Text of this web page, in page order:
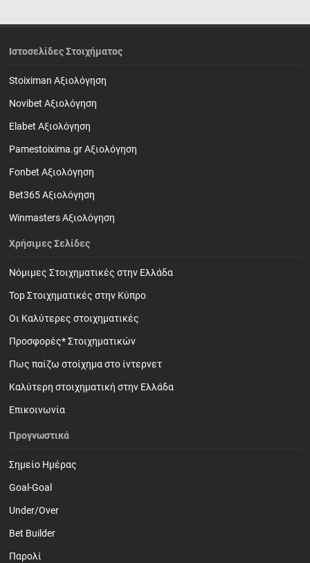
Ιστοσελίδες Στοιχήματος
Stoiximan Αξιολόγηση
Novibet Αξιολόγηση
Elabet Αξιολόγηση
Pamestoixima.gr Αξιολόγηση
Fonbet Αξιολόγηση
Bet365 Αξιολόγηση
Winmasters Αξιολόγηση
Χρήσιμες Σελίδες
Νόμιμες Στοιχηματικές στην Ελλάδα
Top Στοιχηματικές στην Κύπρο
Οι Καλύτερες στοιχηματικές
Προσφορές* Στοιχηματικών
Πως παίζω στοίχημα στο ίντερνετ
Καλύτερη στοιχηματική στην Ελλάδα
Επικοινωνία
Προγνωστικά
Σημείο Ημέρας
Goal-Goal
Under/Over
Bet Builder
Παρολί